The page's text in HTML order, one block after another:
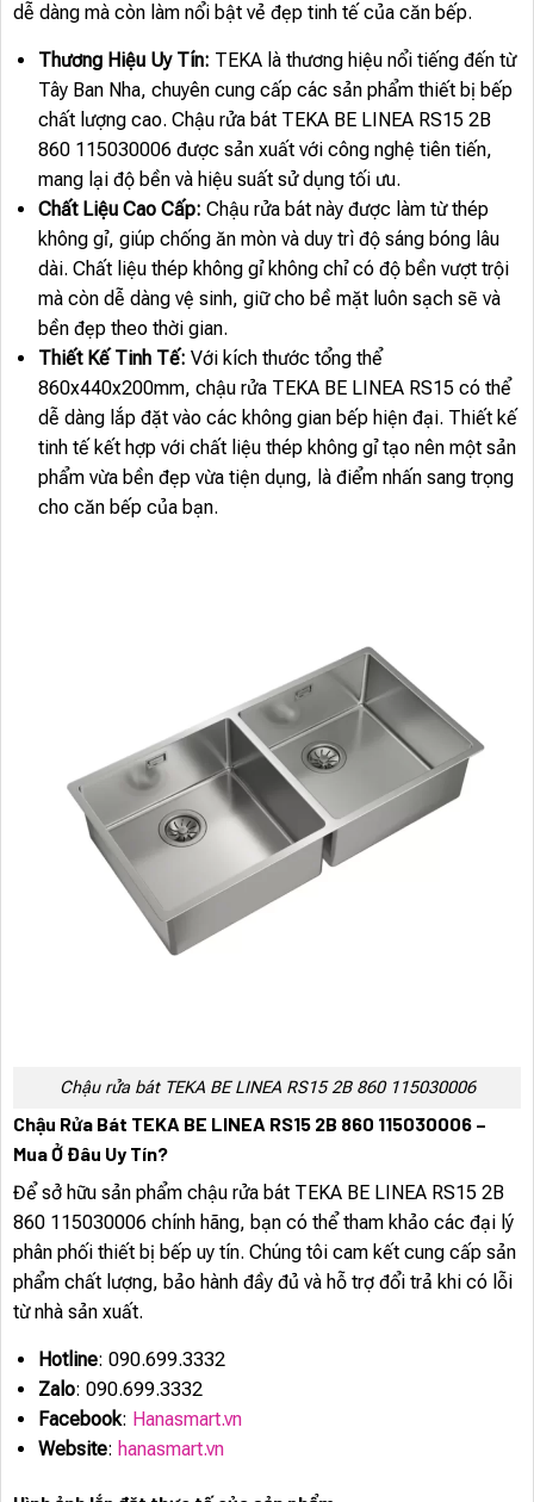
dễ dàng mà còn làm nổi bật vẻ đẹp tinh tế của căn bếp.
Thương Hiệu Uy Tín: TEKA là thương hiệu nổi tiếng đến từ
Tây Ban Nha, chuyên cung cấp các sản phẩm thiết bị bếp
chất lượng cao. Chậu rửa bát TEKA BE LINEA RS15 2B
860 115030006 được sản xuất với công nghệ tiên tiến,
mang lại độ bền và hiệu suất sử dụng tối ưu.
Chất Liệu Cao Cấp: Chậu rửa bát này được làm từ thép
không gỉ, giúp chống ăn mòn và duy trì độ sáng bóng lâu
dài. Chất liệu thép không gỉ không chỉ có độ bền vượt trội
mà còn dễ dàng vệ sinh, giữ cho bề mặt luôn sạch sẽ và
bền đẹp theo thời gian.
Thiết Kế Tinh Tế: Với kích thước tổng thể
860x440x200mm, chậu rửa TEKA BE LINEA RS15 có thể
dễ dàng lắp đặt vào các không gian bếp hiện đại. Thiết kế
tinh tế kết hợp với chất liệu thép không gỉ tạo nên một sản
phẩm vừa bền đẹp vừa tiện dụng, là điểm nhấn sang trọng
cho căn bếp của bạn.
Chậu rửa bát TEKA BE LINEA RS15 2B 860 115030006
Chậu Rửa Bát TEKA BE LINEA RS15 2B 860 115030006 –
Mua Ở Đâu Uy Tín?
Để sở hữu sản phẩm chậu rửa bát TEKA BE LINEA RS15 2B
860 115030006 chính hãng, bạn có thể tham khảo các đại lý
phân phối thiết bị bếp uy tín. Chúng tôi cam kết cung cấp sản
phẩm chất lượng, bảo hành đầy đủ và hỗ trợ đổi trả khi có lỗi
từ nhà sản xuất.
Hotline: 090.699.3332
Zalo: 090.699.3332
Facebook: Hanasmart.vn
Website: hanasmart.vn